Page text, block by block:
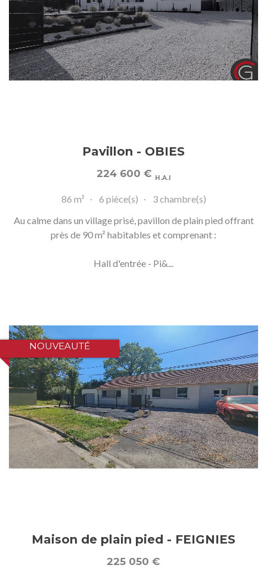
Pavillon - OBIES
224 600 € H.A.I
86 m² 6 pièce(s)
3 chambre(s)
Au calme dans un village prisé, pavillon de plain pied offrant
près de 90 m² habitables et comprenant :
Hall d'entrée - Pi&...
NOUVEAUTÉ
Maison de plain pied - FEIGNIES
225 050 €